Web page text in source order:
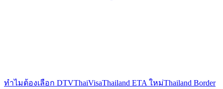
ทำไมต้องเลือก DTVThaiVisaThailand ETA ใหม่Thailand Border